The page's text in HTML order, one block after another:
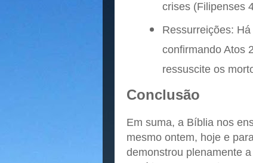
crises (Filipenses
Ressurreições:
confirmando Atos
ressuscite os
Conclusão
Em suma, a Bíblia nos
mesmo ontem, hoje e
demonstrou plenamente